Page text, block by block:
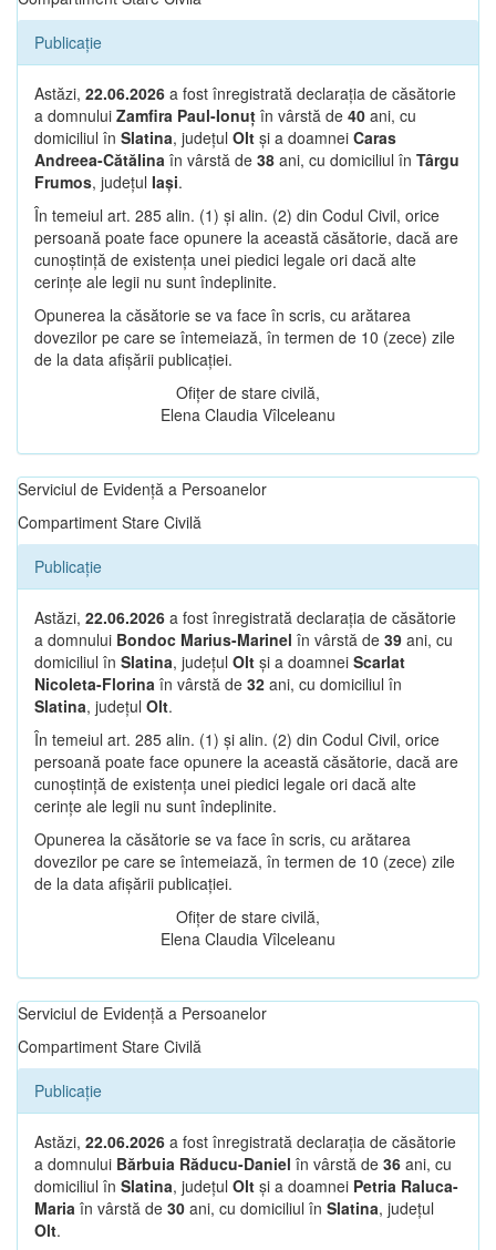
Publicație
Astăzi, 22.06.2026 a fost înregistrată declarația de căsătorie
a domnului Zamfira Paul-Ionuț în vârstă de 40 ani, cu
domiciliul în Slatina, județul Olt și a doamnei Caras
Andreea-Cătălina în vârstă de 38 ani, cu domiciliul în Târgu
Frumos, județul Iași.
În temeiul art. 285 alin. (1) și alin. (2) din Codul Civil, orice
persoană poate face opunere la această căsătorie, dacă are
cunoștință de existența unei piedici legale ori dacă alte
cerințe ale legii nu sunt îndeplinite.
Opunerea la căsătorie se va face în scris, cu arătarea
dovezilor pe care se întemeiază, în termen de 10 (zece) zile
de la data afișării publicației.
Ofițer de stare civilă,
Elena Claudia Vîlceleanu
Serviciul de Evidență a Persoanelor
Compartiment Stare Civilă
Publicație
Astăzi, 22.06.2026 a fost înregistrată declarația de căsătorie
a domnului Bondoc Marius-Marinel în vârstă de 39 ani, cu
domiciliul în Slatina, județul Olt și a doamnei Scarlat
Nicoleta-Florina în vârstă de 32 ani, cu domiciliul în
Slatina, județul Olt.
În temeiul art. 285 alin. (1) și alin. (2) din Codul Civil, orice
persoană poate face opunere la această căsătorie, dacă are
cunoștință de existența unei piedici legale ori dacă alte
cerințe ale legii nu sunt îndeplinite.
Opunerea la căsătorie se va face în scris, cu arătarea
dovezilor pe care se întemeiază, în termen de 10 (zece) zile
de la data afișării publicației.
Ofițer de stare civilă,
Elena Claudia Vîlceleanu
Serviciul de Evidență a Persoanelor
Compartiment Stare Civilă
Publicație
Astăzi, 22.06.2026 a fost înregistrată declarația de căsătorie
a domnului Bărbuia Răducu-Daniel în vârstă de 36 ani, cu
domiciliul în Slatina, județul Olt și a doamnei Petria Raluca-
Maria în vârstă de 30 ani, cu domiciliul în Slatina, județul
Olt.